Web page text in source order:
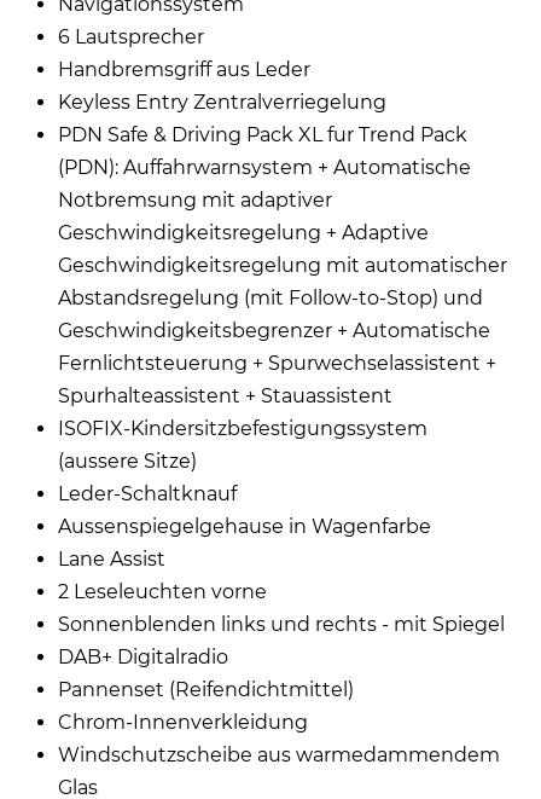
6 Lautsprecher
Handbremsgriff aus Leder
Keyless Entry Zentralverriegelung
PDN Safe & Driving Pack XL fur Trend Pack
(PDN): Auffahrwarnsystem + Automatische
Notbremsung mit adaptiver
Geschwindigkeitsregelung + Adaptive
Geschwindigkeitsregelung mit automatischer
Abstandsregelung (mit Follow-to-Stop) und
Geschwindigkeitsbegrenzer + Automatische
Fernlichtsteuerung + Spurwechselassistent +
Spurhalteassistent + Stauassistent
ISOFIX-Kindersitzbefestigungssystem
(aussere Sitze)
Leder-Schaltknauf
Aussenspiegelgehause in Wagenfarbe
Lane Assist
2 Leseleuchten vorne
Sonnenblenden links und rechts - mit Spiegel
DAB+ Digitalradio
Pannenset (Reifendichtmittel)
Chrom-Innenverkleidung
Windschutzscheibe aus warmedammendem
Glas